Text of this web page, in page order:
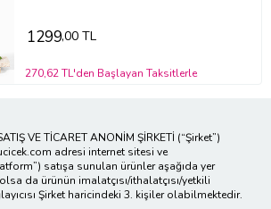
1299,00 TL
270,62 TL'den Başlayan Taksitlerle
VE TİCARET ANONİM ŞİRKETİ (“Şirket”)
adresi internet sitesi ve
satışa sunulan ürünler aşağıda yer
da ürünün imalatçısı/ithalatçısı/yetkili
Şirket haricindeki 3. kişiler olabilmektedir.